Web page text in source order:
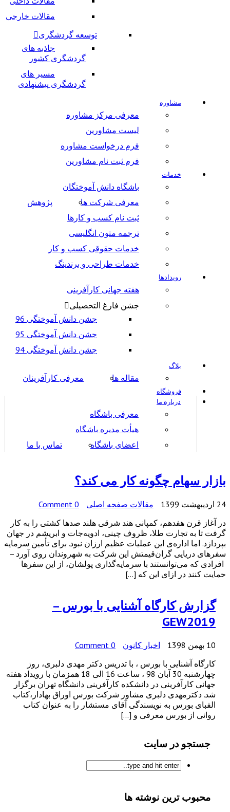
مقالات خارجی
توسعه گردشگری
جاذبه های
گردشگری کشور
مسیر های
گردشگری پیشنهادی
مشاوره
معرفی مرکز مشاوره
لیست مشاورین
فرم درخواست مشاوره
فرم ثبت نام مشاورین
خدمات
باشگاه دانش آموختگان
معرفی شرکت ها
پژوهش
ثبت نام کسب و کارها
ترجمه متون انگلیسی
خدمات حقوقی کسب و کار
خدمات طراحی و برندینگ
رویدادها
هفته جهانی کارآفرینی
جشن فارغ التحصیلی
جشن دانش آموختگی 96
جشن دانش آموختگی 95
جشن دانش آموختگی 94
بلاگ
مقاله ها معرفی کارآفرینان
فروشگاه
درباره ما
معرفی باشگاه
هیأت مدیره باشگاه
اعضای باشگاه
تماس با ما
بازار سهام چگونه کار می کند؟
24 اردیبهشت 1399 مقالات صفحه اصلی
0 Comment
در آغاز قرن هفدهم، کمپانی هند شرقی هلند صدها کشتی را به کار
گرفت تا به تجارت طلا، ظروف چینی، ادویه‌جات و ابریشم در جهان
بپردازد. اما اداره‌ی این عملیات عظیم ارزان نبود. برای تأمین سرمایه
سفرهای دریایی گران‌قیمتش این شرکت به شهروندان روی آورد –
افرادی که می‌توانستند با سرمایه‌گذاری پولشان، از این سفرها
حمایت کنند در ازای این که […]
گزارش کارگاه آشنایی با بورس –
GEW2019
10 بهمن 1398 اخبار کانون
0 Comment
کارگاه آشنایی با بورس ، با تدریس دکتر مهدی دلبری، روز
چهارشنبه 30 آبان 98 ، ساعت 16 الی 18 همزمان با رویداد هفته
جهانی کارآفرینی در دانشکده کارآفرینی دانشگاه تهران برگزار
شد. دکترمهدی دلبری مشاور شرکت بورس اوراق بهادار،کتاب
الفبای بورس به نویسندگی آقای مستشار را به عنوان کتاب
روانی از بورس معرفی و […]
جستجو در سایت
محبوب ترین نوشته ها